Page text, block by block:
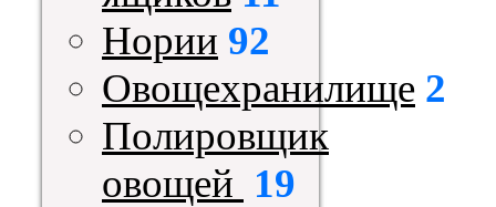
Нории 92
Овощехранилище 2
Полировщик
овощей 19